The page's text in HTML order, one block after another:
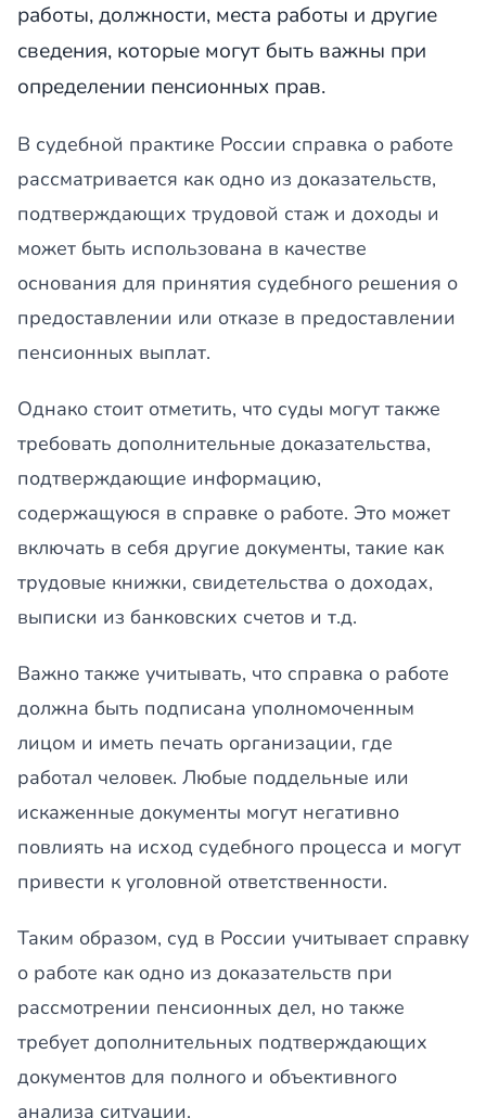
работы, должности, места работы и другие
сведения, которые могут быть важны при
определении пенсионных прав.
В судебной практике России справка о работе
рассматривается как одно из доказательств,
подтверждающих трудовой стаж и доходы и
может быть использована в качестве
основания для принятия судебного решения о
предоставлении или отказе в предоставлении
пенсионных выплат.
Однако стоит отметить, что суды могут также
требовать дополнительные доказательства,
подтверждающие информацию,
содержащуюся в справке о работе. Это может
включать в себя другие документы, такие как
трудовые книжки, свидетельства о доходах,
выписки из банковских счетов и т.д.
Важно также учитывать, что справка о работе
должна быть подписана уполномоченным
лицом и иметь печать организации, где
работал человек. Любые поддельные или
искаженные документы могут негативно
повлиять на исход судебного процесса и могут
привести к уголовной ответственности.
Таким образом, суд в России учитывает справку
о работе как одно из доказательств при
рассмотрении пенсионных дел, но также
требует дополнительных подтверждающих
документов для полного и объективного
анализа ситуации.